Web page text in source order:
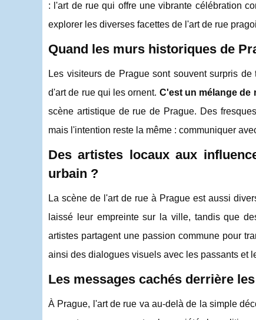
: l'art de rue qui offre une vibrante célébration
explorer les diverses facettes de l'art de rue
Quand les murs historiques de
Les visiteurs de Prague sont souvent surpris
d'art de rue qui les ornent. C'est un mélange de
scène artistique de rue de Prague. Des
mais l'intention reste la même : communiquer
Des artistes locaux aux
urbain ?
La scène de l'art de rue à Prague est aussi
laissé leur empreinte sur la ville, tandis que
artistes partagent une passion commune pour
ainsi des dialogues visuels avec les passants et
Les messages cachés derrière
À Prague, l'art de rue va au-delà de la simple